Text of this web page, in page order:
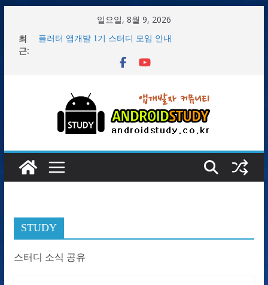
일요일, 8월 9, 2026
최
근:
플러터 앱개발 1기 스터디 모임 안내
2/14 2주차 플러터(Flutter) 앱개발 1기 개발자 스터디 모임
2/8 1주차 플러터(Flutter) 앱개발 1기 개발자 스터디 모임
STUDY
스터디 소식 공유